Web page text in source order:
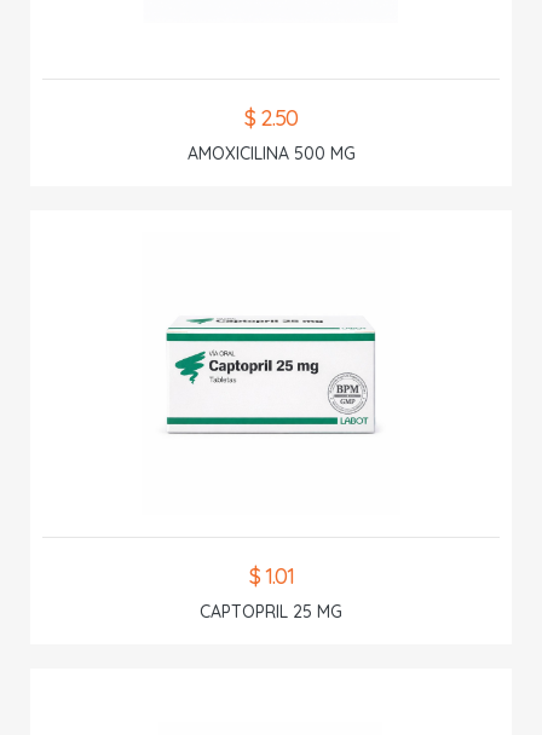
$ 2.50
AMOXICILINA 500 MG
$ 1.01
CAPTOPRIL 25 MG